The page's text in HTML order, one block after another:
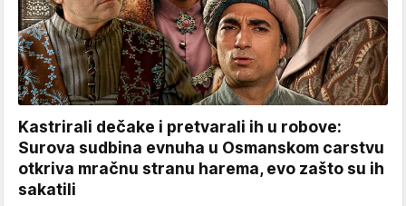
Kastrirali dečake i pretvarali ih u robove:
Surova sudbina evnuha u Osmanskom carstvu
otkriva mračnu stranu harema, evo zašto su ih
sakatili